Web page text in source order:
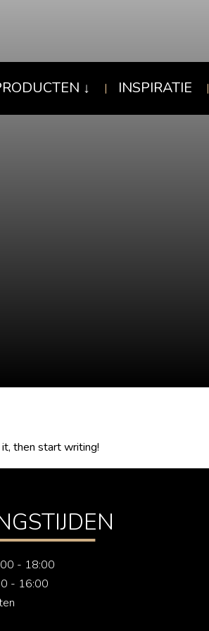
INSPIRATIE
then start writing!
- 18:00
- 16:00